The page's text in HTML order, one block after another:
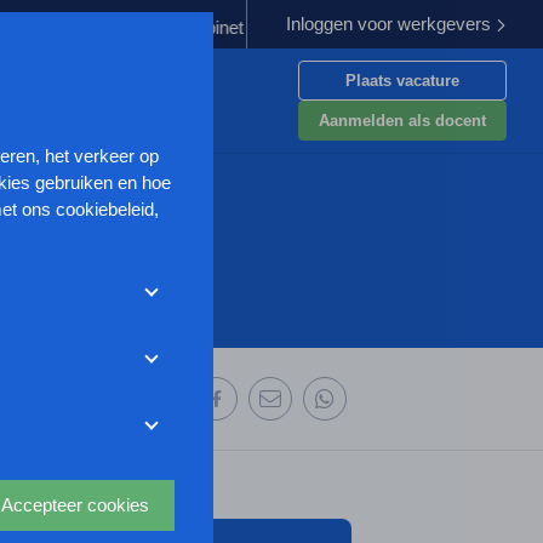
Kabinet werkt aan verbetering aanpak van geweld
Inloggen voor werkgevers
Plaats vacature
Aanmelden als docent
het verkeer op
gebruiken en hoe
ons cookiebeleid,
zonder de
website aan te
uit waarmee onder
Accepteer cookies